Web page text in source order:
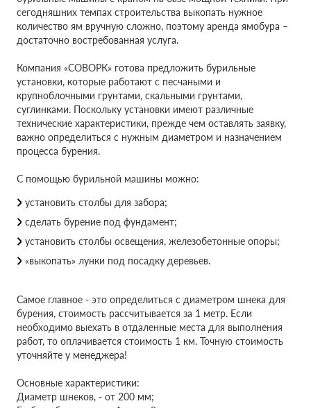
сегодняшних темпах строительства выкопать нужное
количество ям вручную сложно, поэтому аренда ямобура –
достаточно востребованная услуга.
Компания «СОВОРК» готова предложить бурильные
установки, которые работают с песчаными и
крупноблочными грунтами, скальными грунтами,
суглинками. Поскольку установки имеют различные
технические характеристики, прежде чем оставлять заявку,
важно определиться с нужным диаметром и назначением
процесса бурения.
С помощью бурильной машины можно:
установить столбы для забора;
сделать бурение под фундамент;
установить столбы освещения, железобетонные опоры;
«выкопать» лунки под посадку деревьев.
Самое главное - это определиться с диаметром шнека для
бурения, стоимость рассчитывается за 1 метр. Если
необходимо выехать в отдаленные места для выполнения
работ, то оплачивается стоимость 1 км. Точную стоимость
уточняйте у менеджера!
Основные характеристики:
Диаметр шнеков, - от 200 мм;